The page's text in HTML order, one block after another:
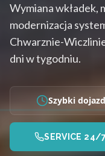
Wymiana wkładek,
modernizacja
Chwarznie-
dni w tygodniu.
Szybki dojazd
SERVICE 24/